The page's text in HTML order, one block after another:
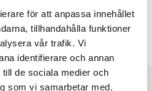
för att anpassa innehållet
tillhandahålla funktioner
vår trafik. Vi
identifierare och annan
de sociala medier och
som vi samarbetar med.